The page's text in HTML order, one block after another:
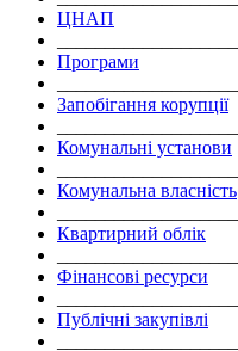
ЦНАП
Програми
Запобігання корупції
Комунальні установи
Комунальна власність
Квартирний облік
Фінансові ресурси
Публічні закупівлі